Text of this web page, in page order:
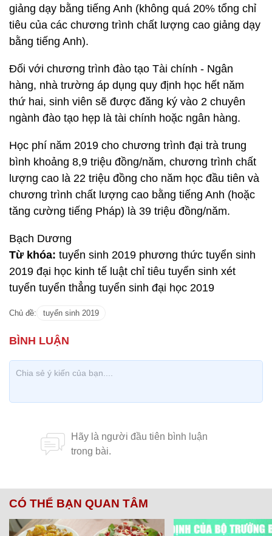
giảng dạy bằng tiếng Anh (không quá 20% tổng chỉ
tiêu của các chương trình chất lượng cao giảng dạy
bằng tiếng Anh).
Đối với chương trình đào tạo Tài chính - Ngân
hàng, nhà trường áp dụng quy định học hết năm
thứ hai, sinh viên sẽ được đăng ký vào 2 chuyên
ngành đào tạo hẹp là tài chính hoặc ngân hàng.
Học phí năm 2019 cho chương trình đại trà trung
bình khoảng 8,9 triệu đồng/năm, chương trình chất
lượng cao là 22 triệu đồng cho năm học đầu tiên và
chương trình chất lượng cao bằng tiếng Anh (hoặc
tăng cường tiếng Pháp) là 39 triệu đồng/năm.
Bạch Dương
Từ khóa: tuyển sinh 2019 phương thức tuyển sinh
2019 đại học kinh tế luật chỉ tiêu tuyển sinh xét
tuyển tuyển thẳng tuyển sinh đại học 2019
Chủ đề: tuyển sinh 2019
CÓ THỂ BẠN QUAN TÂM